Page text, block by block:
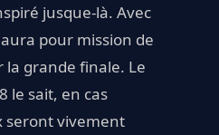
jusque-là. Avec
pour mission de
la grande finale. Le
le sait, en cas
seront vivement